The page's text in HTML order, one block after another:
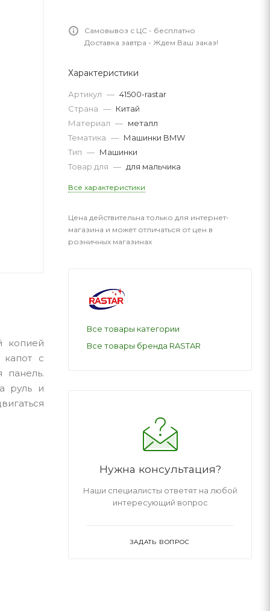
копией
с
панель.
руль и
Самовывоз с ЦС - бесплатно
Доставка завтра - Ждем Ваш заказ!
Характеристики
Артикул — 41500-rastar
Страна — Китай
Материал — металл
Тематика — Машинки BMW
Тип — Машинки
Товар для — для мальчика
Все характеристики
Цена действительна только для интернет-
магазина и может отличаться от цен в
розничных магазинах
Все товары категории
Все товары бренда RASTAR
Нужна консультация?
Наши специалисты ответят на любой
интересующий вопрос
ЗАДАТЬ ВОПРОС